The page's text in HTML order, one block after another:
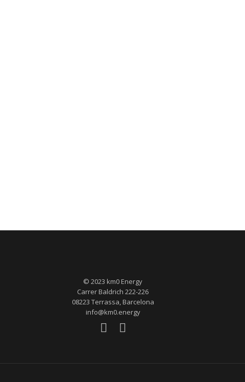
© 2023 km0 Energy
Carrer Baldrich 222-226
08223 Terrassa, Barcelona
info@km0.energy